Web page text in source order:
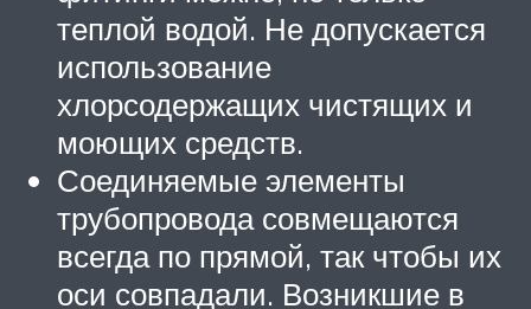
теплой водой. Не допускается
использование
хлорсодержащих чистящих и
моющих средств.
Соединяемые элементы
трубопровода совмещаются
всегда по прямой, так чтобы их
оси совпадали. Возникшие в